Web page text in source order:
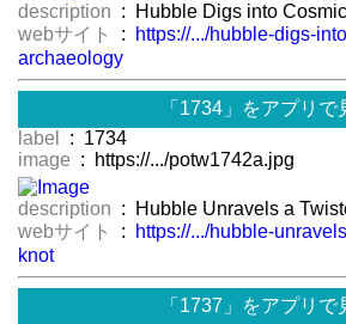
description : Hubble Digs into
webサイト
:
https://.../hubble-digs-
archaeology
「1734」をアプリで
label
: 1734
image : https://.../potw1742a.jpg
description : Hubble Unravels a
webサイト
:
https://.../hubble-
knot
「1737」をアプリで